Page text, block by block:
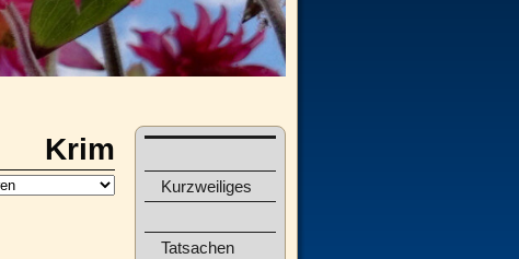
Krim
Kurzweiliges
Tatsachen